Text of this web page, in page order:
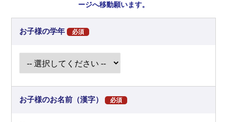
ージへ移動願います。
お子様の学年 必須
お子様のお名前（漢字） 必須